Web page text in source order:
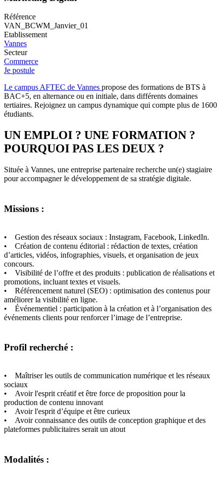
Référence
VAN_BCWM_Janvier_01
Etablissement
Vannes
Secteur
Commerce
Je postule
Le campus AFTEC de Vannes propose des formations de BTS à
BAC+5, en alternance ou en initiale, dans différents domaines
tertiaires. Rejoignez un campus dynamique qui compte plus de 1600
étudiants.
UN EMPLOI ? UNE FORMATION ?
POURQUOI PAS LES DEUX ?
Située à Vannes, une entreprise partenaire recherche un(e) stagiaire
pour accompagner le développement de sa stratégie digitale.
Missions :
• Gestion des réseaux sociaux : Instagram, Facebook, LinkedIn.
• Création de contenu éditorial : rédaction de textes, création
d’articles, vidéos, infographies, visuels, et organisation de jeux
concours.
• Visibilité de l’offre et des produits : publication de réalisations et
promotions, incluant textes et visuels.
• Référencement naturel (SEO) : optimisation des contenus pour
améliorer la visibilité en ligne.
• Événementiel : participation à la création et à l’organisation des
événements clients pour renforcer l’image de l’entreprise.
Profil recherché :
• Maîtriser les outils de communication numérique et les réseaux
sociaux
• Avoir l'esprit créatif et être force de proposition pour la
production de contenu innovant
• Avoir l'esprit d’équipe et être curieux
• Avoir connaissance des outils de conception graphique et des
plateformes publicitaires serait un atout
Modalités :